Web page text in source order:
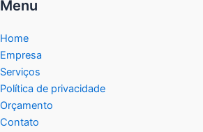
Menu
Home
Empresa
Serviços
Política de privacidade
Orçamento
Contato